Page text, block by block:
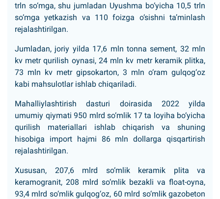
trln so‘mga, shu jumladan Uyushma bo‘yicha 10,5 trln
so‘mga yetkazish va 110 foizga o‘sishni ta’minlash
rejalashtirilgan.
Jumladan, joriy yilda 17,6 mln tonna sement, 32 mln
kv metr qurilish oynasi, 24 mln kv metr keramik plitka,
73 mln kv metr gipsokarton, 3 mln o‘ram gulqog‘oz
kabi mahsulotlar ishlab chiqariladi.
Mahalliylashtirish dasturi doirasida 2022 yilda
umumiy qiymati 950 mlrd so‘mlik 17 ta loyiha bo‘yicha
qurilish materiallari ishlab chiqarish va shuning
hisobiga import hajmi 86 mln dollarga qisqartirish
rejalashtirilgan.
Xususan, 207,6 mlrd so‘mlik keramik plita va
keramogranit, 208 mlrd so‘mlik bezakli va float-oyna,
93,4 mlrd so‘mlik gulqog‘oz, 60 mlrd so‘mlik gazobeton